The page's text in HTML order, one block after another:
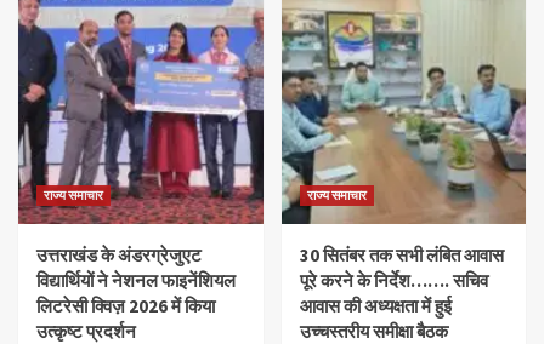
राज्य समाचार
उत्तराखंड के अंडरग्रेजुएट
विद्यार्थियों ने नेशनल फाइनेंशियल
लिटरेसी क्विज़ 2026 में किया
उत्कृष्ट प्रदर्शन
राज्य समाचार
30 सितंबर तक सभी लंबित आवास
पूरे करने के निर्देश……. सचिव
आवास की अध्यक्षता में हुई
उच्चस्तरीय समीक्षा बैठक